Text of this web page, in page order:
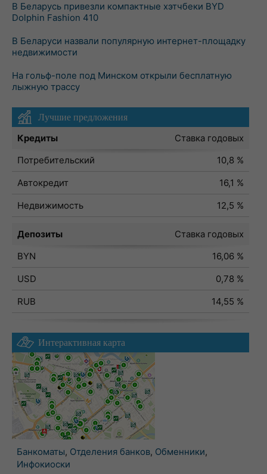
В Беларусь привезли компактные хэтчбеки BYD
Dolphin Fashion 410
В Беларуси назвали популярную интернет-площадку
недвижимости
На гольф-поле под Минском открыли бесплатную
лыжную трассу
Лучшие предложения
Кредиты
Ставка годовых
Потребительский
10,8 %
Автокредит
16,1 %
Недвижимость
12,5 %
Депозиты
Ставка годовых
BYN
16,06 %
USD
0,78 %
RUB
14,55 %
Интерактивная карта
Банкоматы, Отделения банков, Обменники,
Инфокиоски